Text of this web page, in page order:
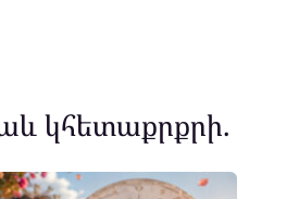
կհետաքրքրի.